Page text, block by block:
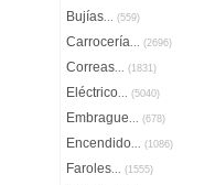
Bujías... (559)
Carrocería... (2696)
Correas... (1831)
Eléctrico... (5040)
Embrague... (678)
Encendido... (1086)
Faroles... (1555)